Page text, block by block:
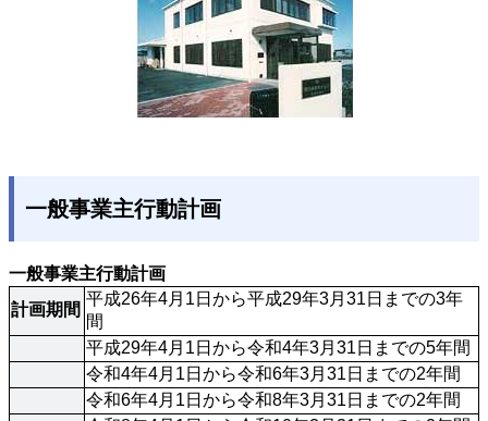
一般事業主行動計画
一般事業主行動計画
計画期間
平成26年4月1日から平成29年3月31日までの3年
間
平成29年4月1日から令和4年3月31日までの5年間
令和4年4月1日から令和6年3月31日までの2年間
令和6年4月1日から令和8年3月31日までの2年間